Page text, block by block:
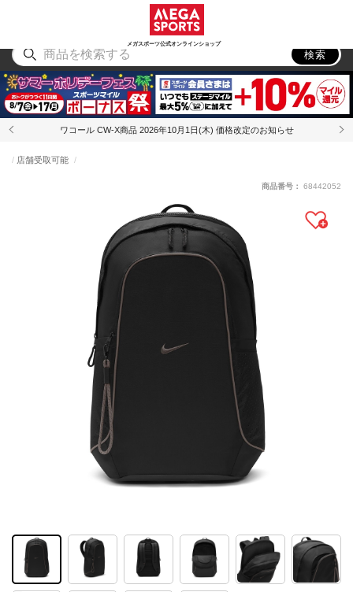
メガスポーツ公式オンラインショップ
アウトドア
検索
ワコール CW-X商品 2026年10月1日(木) 価格改定のお知らせ
店舗受取可能
商品番号： 68442052